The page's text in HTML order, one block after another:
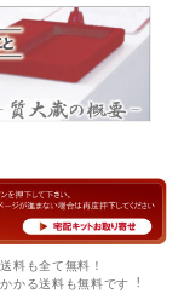
料も全て無料！
かる送料も無料です︕